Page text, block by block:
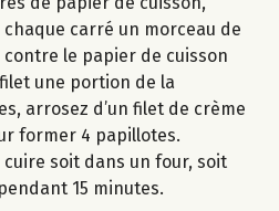
carré un morceau de
contre le papier de cuisson
une portion de la
arrosez d’un filet de crème
former 4 papillotes.
cuire soit dans un four, soit
15 minutes.